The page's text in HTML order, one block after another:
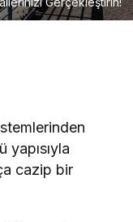
yapısıyla
cazip bir